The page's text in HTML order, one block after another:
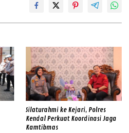
Silaturahmi ke Kejari, Polres
Kendal Perkuat Koordinasi Jaga
Kamtibmas